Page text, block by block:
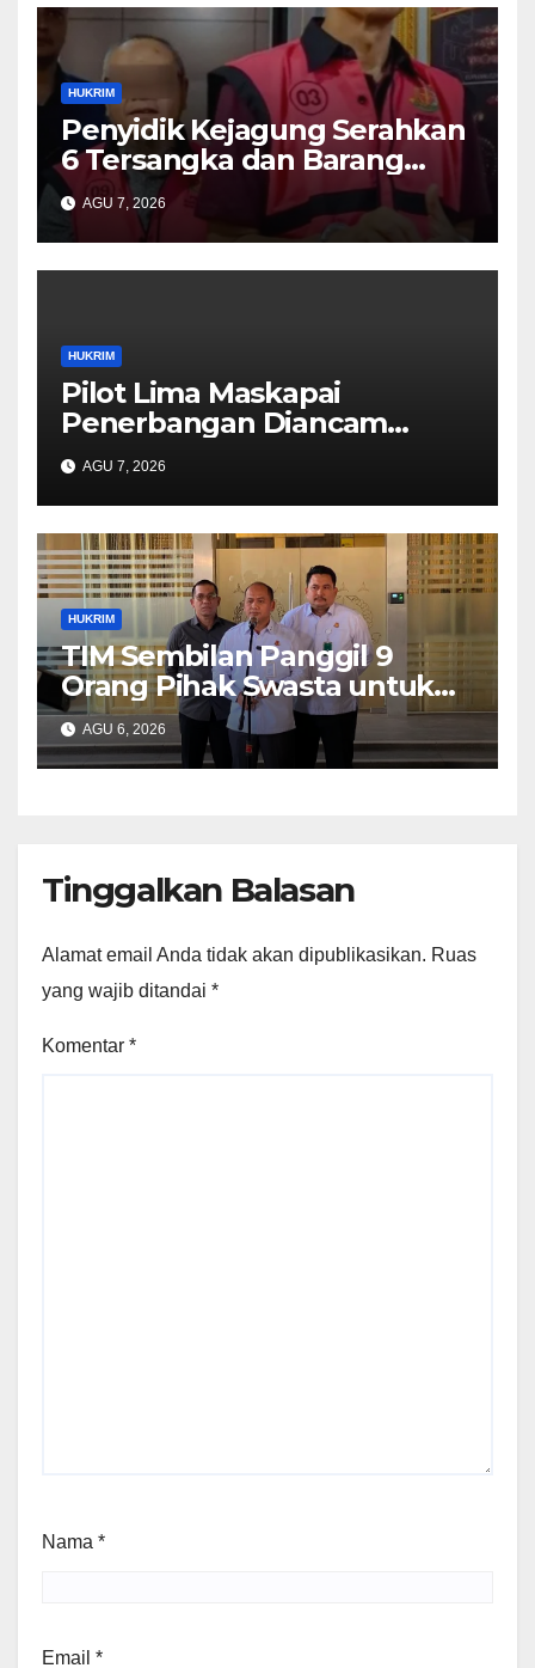
HUKRIM
Penyidik Kejagung Serahkan
6 Tersangka dan Barang
Bukti Perkara Korupsi
PETRAL, PES dan ISC ke JPU
Kejari Jakarta Pusat
AGU 7, 2026
HUKRIM
Pilot Lima Maskapai
Penerbangan Diancam
Ditembak Mati OPM
AGU 7, 2026
HUKRIM
TIM Sembilan Panggil 9
Orang Pihak Swasta untuk
Memperoleh Alat Bukti dan
Memperjelas Konstruksi
Perkara Dugaan TPPU yang
AGU 6, 2026
Tinggalkan Balasan
Alamat email Anda tidak akan dipublikasikan. Ruas
yang wajib ditandai *
Komentar *
Nama *
Email *